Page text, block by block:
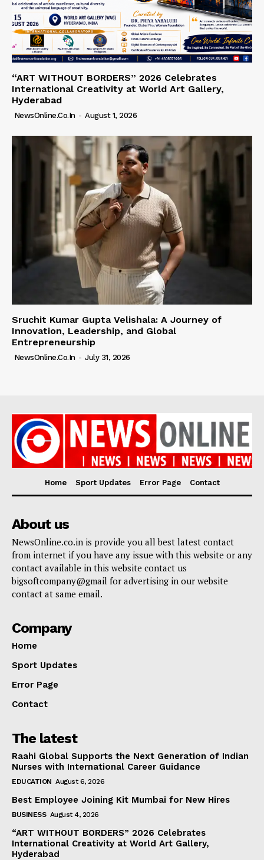
“ART WITHOUT BORDERS” 2026 Celebrates
International Creativity at World Art Gallery,
Hyderabad
NewsOnline.co.in - August 1, 2026
Sruchit Kumar Gupta Velishala: A Journey of
Innovation, Leadership, and Global
Entrepreneurship
NewsOnline.co.in - July 31, 2026
Home Sport Updates Error Page Contact
About us
NewsOnline.co.in is provide you all best latest contact
from internet if you have any issue with this website or any
contact available in this website contact us
bigsoftcompany@gmail for advertising in our website
contact at same email.
Company
Home
Sport Updates
Error Page
Contact
The latest
Raahi Global Supports the Next Generation of Indian
Nurses with International Career Guidance
EDUCATION August 6, 2026
Best Employee Joining Kit Mumbai for New Hires
BUSINESS August 4, 2026
“ART WITHOUT BORDERS” 2026 Celebrates
International Creativity at World Art Gallery,
Hyderabad